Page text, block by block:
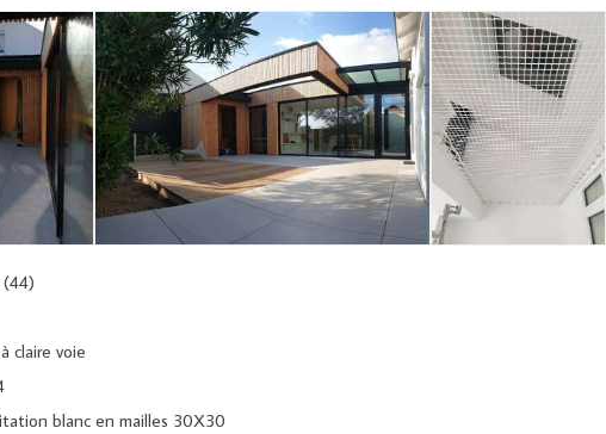
(44)
claire voie
blanc en mailles 30X30